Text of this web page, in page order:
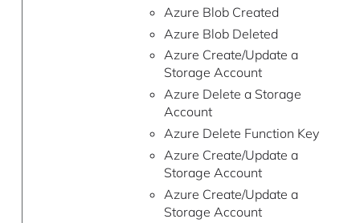
Azure Blob Created
Azure Blob Deleted
Azure Create/Update a
Storage Account
Azure Delete a Storage
Account
Azure Delete Function Key
Azure Create/Update a
Storage Account
Azure Create/Update a
Storage Account